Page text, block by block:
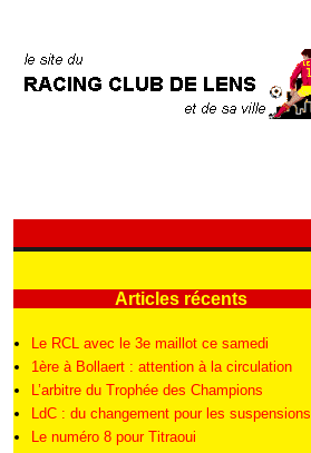
Articles récents
Le RCL avec le 3e maillot ce samedi
1ère à Bollaert : attention à la circulation
L’arbitre du Trophée des Champions
LdC : du changement pour les suspensions
Le numéro 8 pour Titraoui